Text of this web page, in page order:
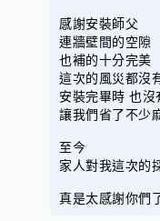
感謝安裝師父
連牆壁間的空隙
也補的十分完美
這次的風災都沒
安裝完畢時 也沒
讓我們省了不少
至今
家人對我這次的
真是太感謝你們